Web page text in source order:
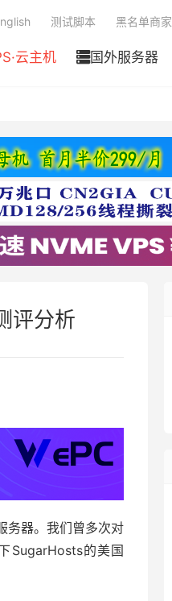
云主机 国外服务器
测试脚本 黑名单商家
评分析
务器。我们曾多次对
SugarHosts的美国